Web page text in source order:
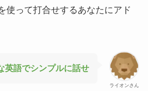
使って打合せするあなたにアド
ライオンさん
英語でシンプルに話せ